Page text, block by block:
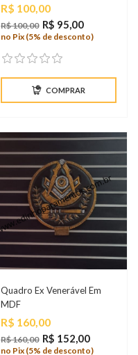
Preço
R$ 100,00
R$ 100,00 R$ 95,00
no Pix (5% de desconto)
COMPRAR
Quadro Ex Venerável Em
MDF
Preço
R$ 160,00
R$ 160,00 R$ 152,00
no Pix (5% de desconto)